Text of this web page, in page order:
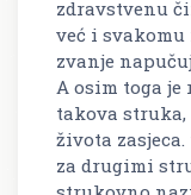
zdravstvenu
već i svakomu
zvanje
A osim toga je
takova struka,
života
za drugimi